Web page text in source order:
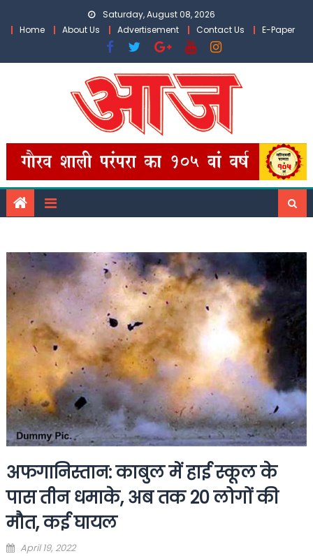
Saturday, August 08, 2026
Home
About Us Advertisement Contact Us E-Paper
अफगानिस्तान: काबुल में हाई स्कूल के
पास तीन धमाके, अब तक 20 लोगों की
मौत, कई घायल
Posted
April 19, 2022